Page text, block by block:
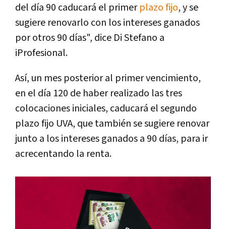
del día 90 caducará el primerplazo fijo, y se
sugiere renovarlo con los intereses ganados
por otros 90 días", dice Di Stefano a
iProfesional.
Así, un mes posterior al primer vencimiento,
en el día 120 de haber realizado las tres
colocaciones iniciales, caducará el segundo
plazo fijo UVA, que también se sugiere renovar
junto a los intereses ganados a 90 días, para ir
acrecentando la renta.